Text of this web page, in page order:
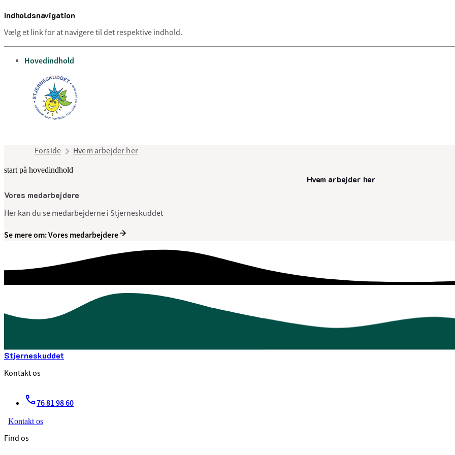
Indholdsnavigation
Vælg et link for at navigere til det respektive indhold.
gå til
Hovedindhold
Forside Hvem arbejder her
start på hovedindhold
Hvem arbejder hersenest opdateret 11. juli 2025
Vores medarbejdere
Her kan du se medarbejderne i Stjerneskuddet
Se mere om: Vores medarbejdere
Stjerneskuddet
Kontakt os
76 81 98 60
Kontakt os
Find os